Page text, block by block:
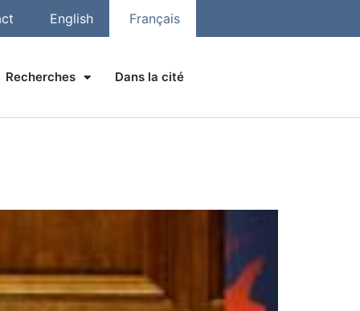
English Français
Recherches Dans la cité